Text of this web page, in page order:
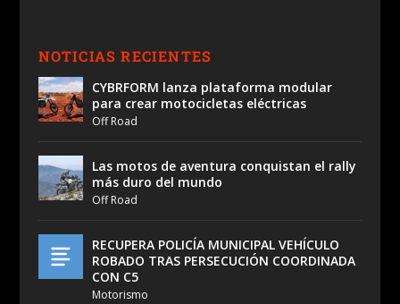
NOTICIAS RECIENTES
CYBRFORM lanza plataforma modular
para crear motocicletas eléctricas
Off Road
Las motos de aventura conquistan el rally
más duro del mundo
Off Road
RECUPERA POLICÍA MUNICIPAL VEHÍCULO
ROBADO TRAS PERSECUCIÓN COORDINADA
CON C5
Motorismo